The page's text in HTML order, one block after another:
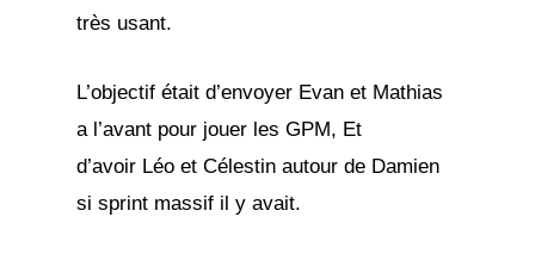
très usant.
L’objectif était d’envoyer Evan et Mathias
a l’avant pour jouer les GPM, Et
d’avoir Léo et Célestin autour de Damien
si sprint massif il y avait.